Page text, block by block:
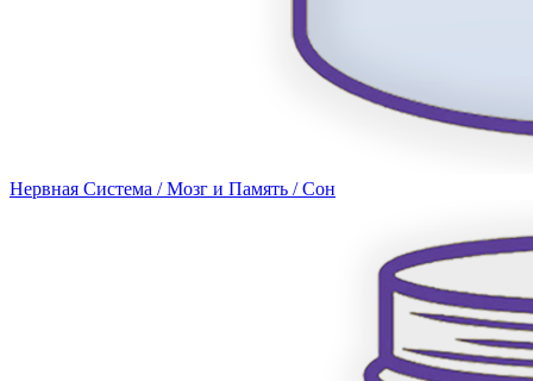
Нервная Система / Мозг и Память / Сон